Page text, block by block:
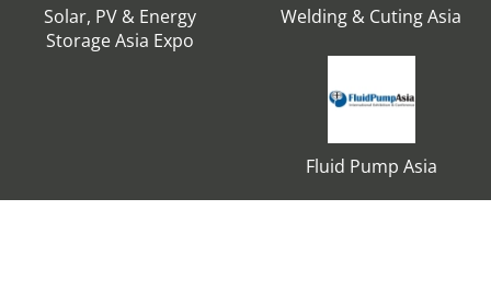
Solar, PV & Energy
Storage Asia Expo
Welding & Cuting Asia
Fluid Pump Asia